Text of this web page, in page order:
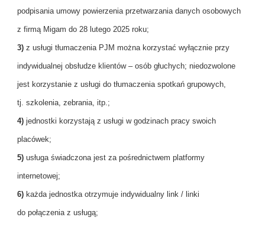
podpisania umowy powierzenia przetwarzania danych osobowych
z firmą Migam do 28 lutego 2025 roku;
3) z usługi tłumaczenia PJM można korzystać wyłącznie przy
indywidualnej obsłudze klientów – osób głuchych; niedozwolone
jest korzystanie z usługi do tłumaczenia spotkań grupowych,
tj. szkolenia, zebrania, itp.;
4) jednostki korzystają z usługi w godzinach pracy swoich
placówek;
5) usługa świadczona jest za pośrednictwem platformy
internetowej;
6) każda jednostka otrzymuje indywidualny link / linki
do połączenia z usługą;